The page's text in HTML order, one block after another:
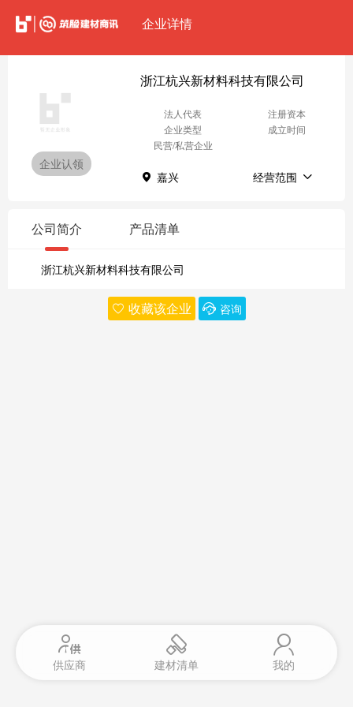
企业详情
企业认领
浙江杭兴新材料科技有限公司
法人代表
注册资本
企业类型
民营/私营企业
成立时间
嘉兴 经营范围
公司简介 产品清单
浙江杭兴新材料科技有限公司
收藏该企业 咨询
供应商 建材清单 我的